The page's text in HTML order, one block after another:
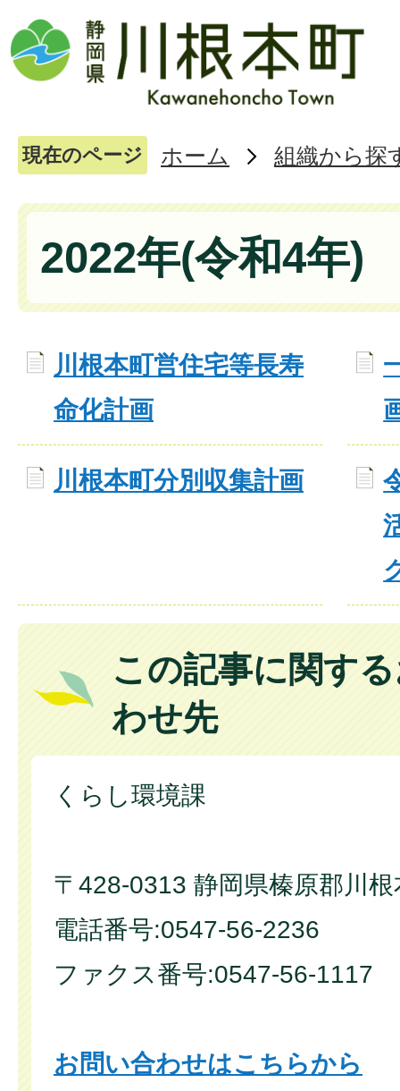
現在のページ ホーム 組織から探
2022年(令和4年)
川根本町営住宅等長寿
命化計画
川根本町分別収集計画
この記事に関す
わせ先
くらし環境課
〒428-0313 静岡県榛原郡川
電話番号:0547-56-2236
ファクス番号:0547-56-1117
お問い合わせはこちらから